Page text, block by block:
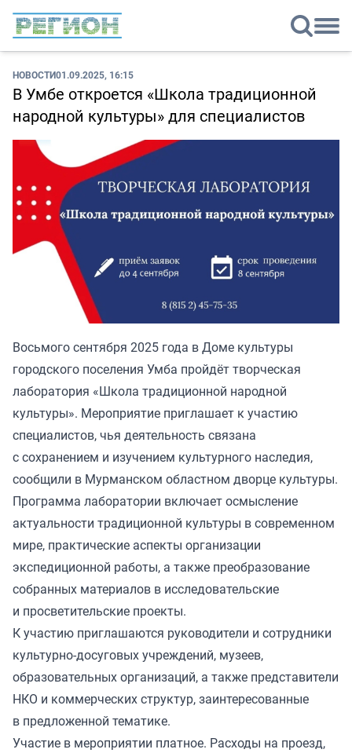
НОВОСТИ01.09.2025, 16:15
В Умбе откроется «Школа традиционной
народной культуры» для специалистов
Восьмого сентября 2025 года в Доме культуры
городского поселения Умба пройдёт творческая
лаборатория «Школа традиционной народной
культуры». Мероприятие приглашает к участию
специалистов, чья деятельность связана
с сохранением и изучением культурного наследия,
сообщили в Мурманском областном дворце культуры.
Программа лаборатории включает осмысление
актуальности традиционной культуры в современном
мире, практические аспекты организации
экспедиционной работы, а также преобразование
собранных материалов в исследовательские
и просветительские проекты.
К участию приглашаются руководители и сотрудники
культурно-досуговых учреждений, музеев,
образовательных организаций, а также представители
НКО и коммерческих структур, заинтересованные
в предложенной тематике.
Участие в мероприятии платное. Расходы на проезд,